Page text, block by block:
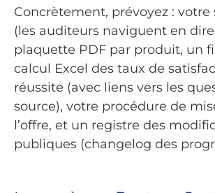
Concrètement, prévoyez :
(les auditeurs naviguent en
plaquette PDF par produit, un
calcul Excel des taux de
réussite (avec liens vers les
source), votre procédure de
l’offre, et un registre des
publiques (changelog des